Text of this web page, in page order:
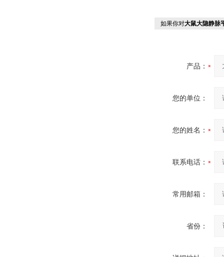
如果你对大鼠大隐静脉
产品：
您的单位：
您的姓名：
联系电话：
常用邮箱：
省份：